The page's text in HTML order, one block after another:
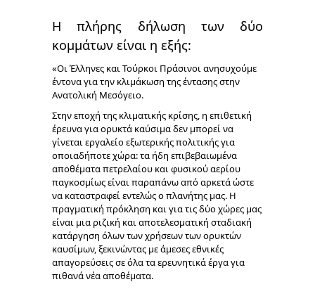
Η πλήρης δήλωση των δύο
κομμάτων είναι η εξής:
«Οι Έλληνες και Τούρκοι Πράσινοι ανησυχούμε
έντονα για την κλιμάκωση της έντασης στην
Ανατολική Μεσόγειο.
Στην εποχή της κλιματικής κρίσης, η επιθετική
έρευνα για ορυκτά καύσιμα δεν μπορεί να
γίνεται εργαλείο εξωτερικής πολιτικής για
οποιαδήποτε χώρα: τα ήδη επιβεβαιωμένα
αποθέματα πετρελαίου και φυσικού αερίου
παγκοσμίως είναι παραπάνω από αρκετά ώστε
να καταστραφεί εντελώς ο πλανήτης μας. Η
πραγματική πρόκληση και για τις δύο χώρες μας
είναι μια ριζική και αποτελεσματική σταδιακή
κατάργηση όλων των χρήσεων των ορυκτών
καυσίμων, ξεκινώντας με άμεσες εθνικές
απαγορεύσεις σε όλα τα ερευνητικά έργα για
πιθανά νέα αποθέματα.